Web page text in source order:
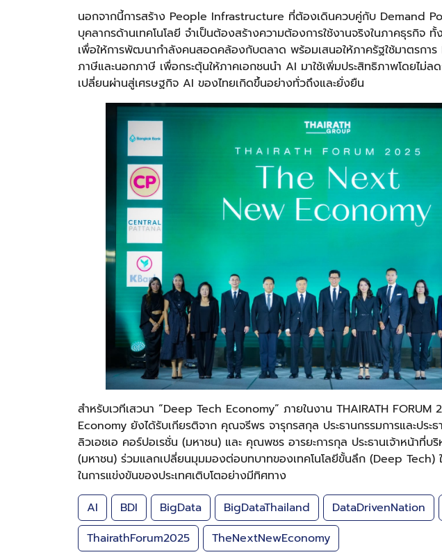
นอกจากนี้การสร้าง People Infrastructure ที่ต้องเดินควบคู่กับ Demand
บุคลากรด้านเทคโนโลยี จำเป็นต้องสร้างความต้องการใช้งานจริงในภาคธุรกิจ
เพื่อให้การพัฒนากำลังคนสอดคล้องกับตลาด พร้อมเสนอให้ภาครัฐใช้มาตรกา
ภาษีและนอกภาษี เพื่อกระตุ้นให้ภาคเอกชนนำ AI มาใช้เพิ่มประสิทธิภาพโดยไม่ลด
เปลี่ยนผ่านสู่เศรษฐกิจ AI ของไทยเกิดขึ้นอย่างทั่วถึงและยั่งยืน
สำหรับเวทีเสวนา “Deep Tech Economy” ภายในงาน THAIRATH
Economy ยังได้รับเกียรติจาก คุณจรีพร จารุกรสกุล ประธานกรรมการและประ
ลิวเอชเอ คอร์ปอเรชั่น (มหาชน) และ คุณพชร อารยะการกุล ประธานเจ้าหน้าที่
(มหาชน) ร่วมแลกเปลี่ยนมุมมองต่อบทบาทของเทคโนโลยีขั้นลึก (Deep Tech)
ในการแข่งขันของประเทศเติบโตอย่างมีทิศทาง
AI
BDI BigData BigDataThailand DataDrivenNation
ThairathForum2025
TheNextNewEconomy